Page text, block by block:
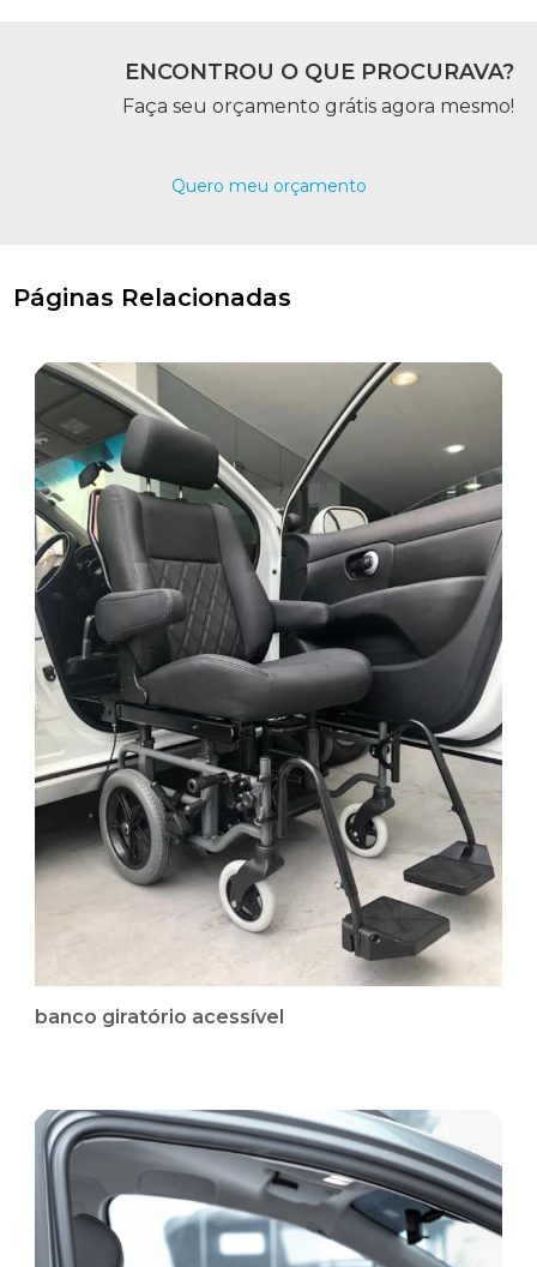
ENCONTROU O QUE PROCURAVA?
Faça seu orçamento grátis agora mesmo!
Quero meu orçamento
Páginas Relacionadas
banco giratório acessível